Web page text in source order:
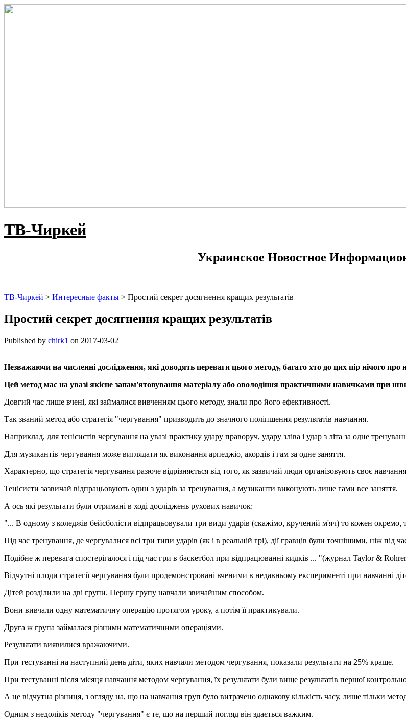
ТВ-Чиркей
Украинское Новостное
ТВ-Чиркей > Интересные факты > Простий секрет досягнення кращих результатів
Простий секрет досягнення кращих результатів
Published by chirk1 on 2017-03-02
Незважаючи на численні дослідження, які доводять переваги цього методу, багато хто до цих пір нічого про
Цей метод має на увазі якісне запам'ятовування матеріалу або оволодіння практичними навичками при
Довгий час лише вчені, які займалися вивченням цього методу, знали про його ефективності.
Так званий метод або стратегія "чергування" призводить до значного поліпшення результатів навчання.
Наприклад, для тенісистів чергування на увазі практику удару праворуч, удару зліва і удар з літа за одне
Для музикантів чергування може виглядати як виконання арпеджіо, акордів і гам за одне заняття.
Характерно, що стратегія чергування разюче відрізняється від того, як зазвичай люди організовують своє
Тенісисти зазвичай відпрацьовують один з ударів за тренування, а музиканти виконують лише гами все заняття.
А ось які результати були отримані в ході досліджень рухових навичок:
"... В одному з коледжів бейсболісти відпрацьовували три види ударів (скажімо, кручений м'яч) то кожен окремо,
Під час тренування, де чергувалися всі три типи ударів (як і в реальній грі), дії гравців були точнішими, ніж під
Подібне ж перевага спостерігалося і під час гри в баскетбол при відпрацюванні кидків ... "(журнал Taylor &
Відчутні плоди стратегії чергування були продемонстровані вченими в недавньому експерименті при навчанні
Дітей розділили на дві групи. Першу групу навчали звичайним способом.
Вони вивчали одну математичну операцію протягом уроку, а потім її практикували.
Друга ж група займалася різними математичними операціями.
Результати виявилися вражаючими.
При тестуванні на наступний день діти, яких навчали методом чергування, показали результати на 25% краще.
При тестуванні після місяця навчання методом чергування, їх результати були вище результатів першої
А це відчутна різниця, з огляду на, що на навчання груп було витрачено однакову кількість часу, лише тільки
Одним з недоліків методу "чергування" є те, що на перший погляд він здається важким.